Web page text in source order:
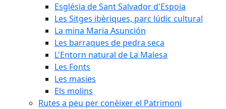
Església de Sant Salvador d'Espoia
Les Sitges ibèriques, parc lúdic cultural
La mina Maria Asunción
Les barraques de pedra seca
L'Entorn natural de La Malesa
Les Fonts
Les masies
Els molins
Rutes a peu per conèixer el Patrimoni